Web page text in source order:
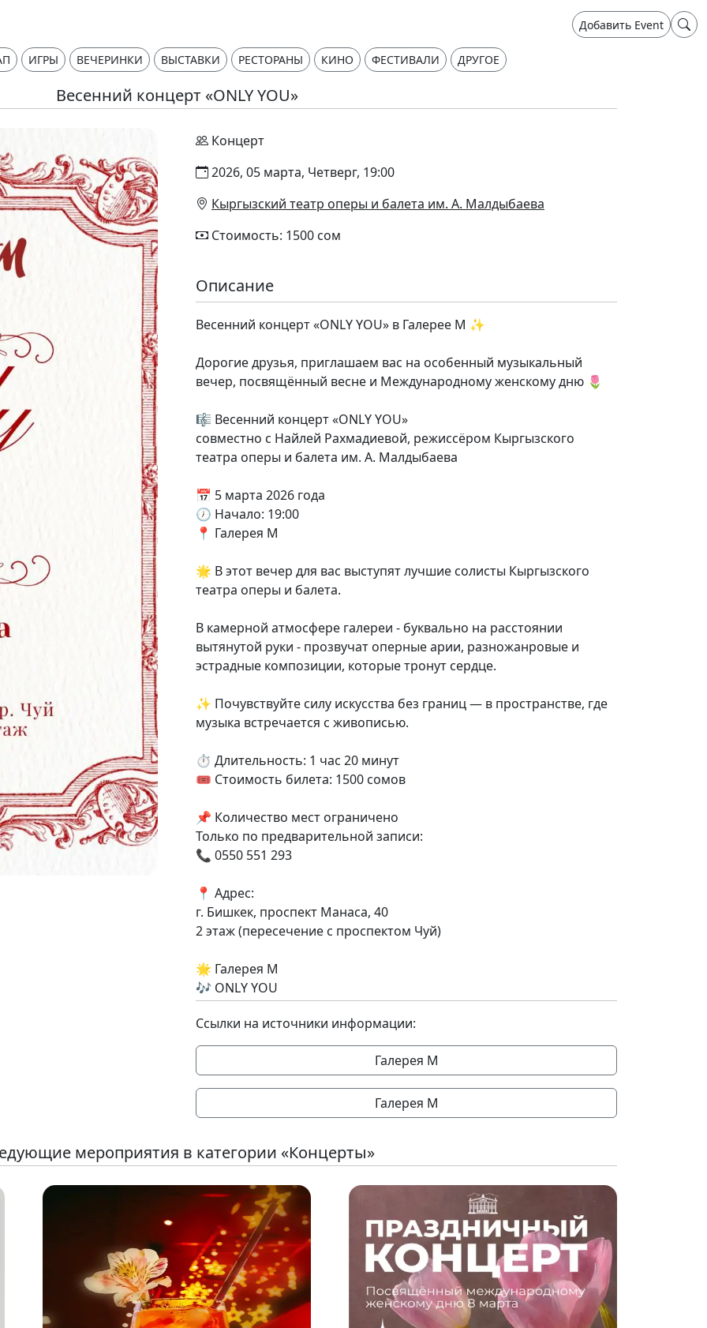
Добавить Event
ИГРЫ ВЕЧЕРИНКИ ВЫСТАВКИ РЕСТОРАНЫ КИНО ФЕСТИВАЛИ ДРУГОЕ
Весенний концерт «ONLY YOU»
Концерт
2026, 05 марта, Четверг, 19:00
Кыргызский театр оперы и балета им. А. Малдыбаева
Стоимость: 1500 сом
Описание
Весенний концерт «ONLY YOU» в Галерее М ✨
Дорогие друзья, приглашаем вас на особенный музыкальный
вечер, посвящённый весне и Международному женскому дню 🌷
🎼 Весенний концерт «ONLY YOU»
совместно с Найлей Рахмадиевой, режиссёром Кыргызского
театра оперы и балета им. А. Малдыбаева
📅 5 марта 2026 года
🕖 Начало: 19:00
📍 Галерея М
🌟 В этот вечер для вас выступят лучшие солисты Кыргызского
театра оперы и балета.
В камерной атмосфере галереи - буквально на расстоянии
вытянутой руки - прозвучат оперные арии, разножанровые и
эстрадные композиции, которые тронут сердце.
✨ Почувствуйте силу искусства без границ — в пространстве, где
музыка встречается с живописью.
⏱ Длительность: 1 час 20 минут
🎟 Стоимость билета: 1500 сомов
📌 Количество мест ограничено
Только по предварительной записи:
📞 0550 551 293
📍 Адрес:
г. Бишкек, проспект Манаса, 40
2 этаж (пересечение с проспектом Чуй)
🌟 Галерея М
🎶 ONLY YOU
Ссылки на источники информации:
Галерея М
Галерея М
мероприятия в категории «Концерты»